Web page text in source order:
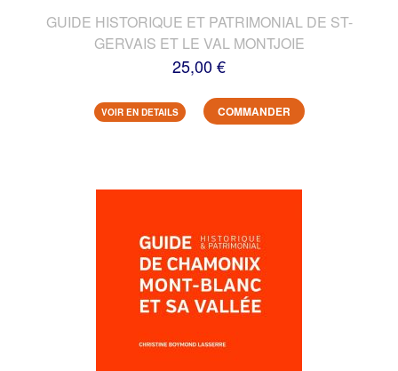
GUIDE HISTORIQUE ET PATRIMONIAL DE ST-
GERVAIS ET LE VAL MONTJOIE
25,00 €
VOIR EN DETAILS COMMANDER